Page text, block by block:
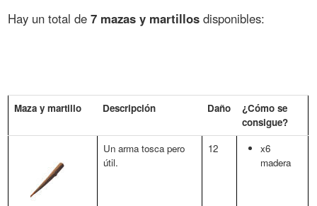
Hay un total de7 mazas y martillos disponibles:
Maza y martillo Descripción Daño
¿Cómo se
consigue?
Un arma tosca pero
útil.
12
x6
madera